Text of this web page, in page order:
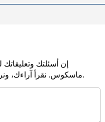
إن أسئلتك
ماسكوس. نقرأ آراءك، ونرد عليها، بناء على طلبكم في أسرع وقت ممكن.